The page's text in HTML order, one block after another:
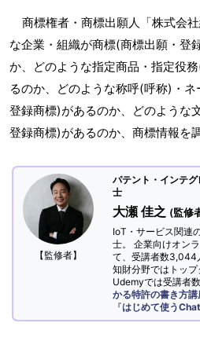
商標権者・商標出願人「株式会
な企業・組織が商標(商標出願・登
か、どのような指定商品・指定役
るのか、どのような称呼(呼称)・ネ
登録商標)があるのか、どのような
登録商標)があるのか、商標情報を
【監修者】
パテント・インテ
士
大瀬 佳之 (監修
IoT・サービス関連
士。 企業向けオン
て、受講者数3,044
知財分野ではトップ
Udemyでは受講者
かる特許の書き方講
『はじめて使う